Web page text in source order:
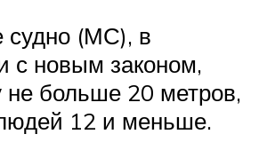
судно (МС), в
с новым законом,
не больше 20 метров,
12 и меньше.